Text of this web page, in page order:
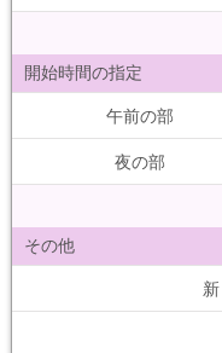
開始時間の指定
午前の部
夜の部
その他